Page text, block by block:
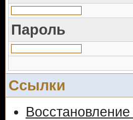
Пароль
Ссылки